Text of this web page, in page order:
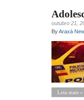
outubro 21,
ByAraxá
Leia mais »